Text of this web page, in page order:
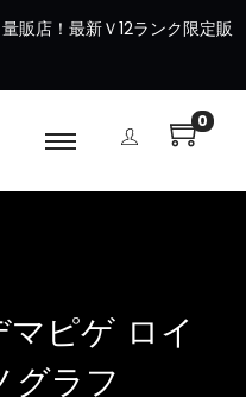
販店！最新Ｖ12ランク限定販
0
ピゲ ロイ
グラフ